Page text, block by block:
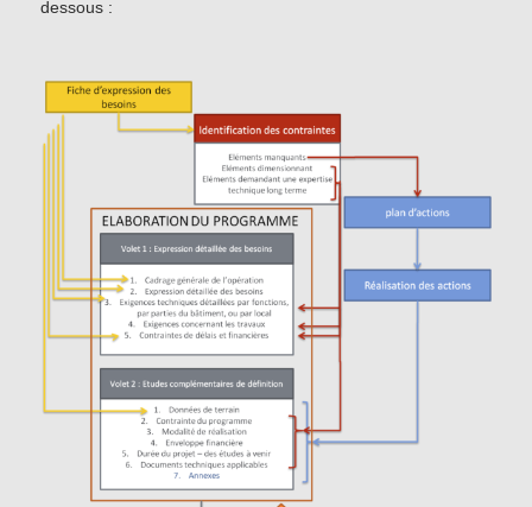
dessous :